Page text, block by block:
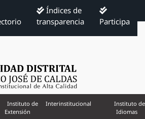
Índices de
transparencia
Participa
Instituto de
Extensión
Interinstitucional
Instituto de
Idiomas